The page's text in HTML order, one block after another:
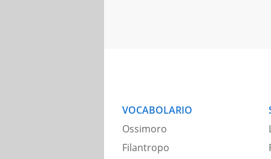
VOCABOLARIO
Ossimoro
Filantropo